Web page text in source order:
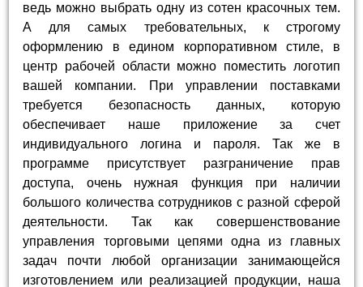
ведь можно выбрать одну из сотен красочных тем.
А для самых требовательных, к строгому
оформлению в едином корпоративном стиле, в
центр рабочей области можно поместить логотип
вашей компании. При управлении поставками
требуется безопасность данных, которую
обеспечивает наше приложение за счет
индивидуального логина и пароля. Так же в
программе присутствует разграничение прав
доступа, очень нужная функция при наличии
большого количества сотрудников с разной сферой
деятельности. Так как совершенствование
управления торговыми цепями одна из главных
задач почти любой организации занимающейся
изготовлением или реализацией продукции, наша